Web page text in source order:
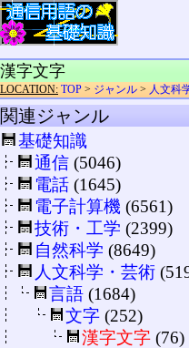
漢字文字
LOCATION: TOP > ジャンル > 人文科
関連ジャンル
基礎知識
通信 (5046)
電話 (1645)
電子計算機 (6561)
技術・工学 (2399)
自然科学 (8649)
人文科学・芸術
言語 (1684)
文字 (252)
漢字文字 (76)